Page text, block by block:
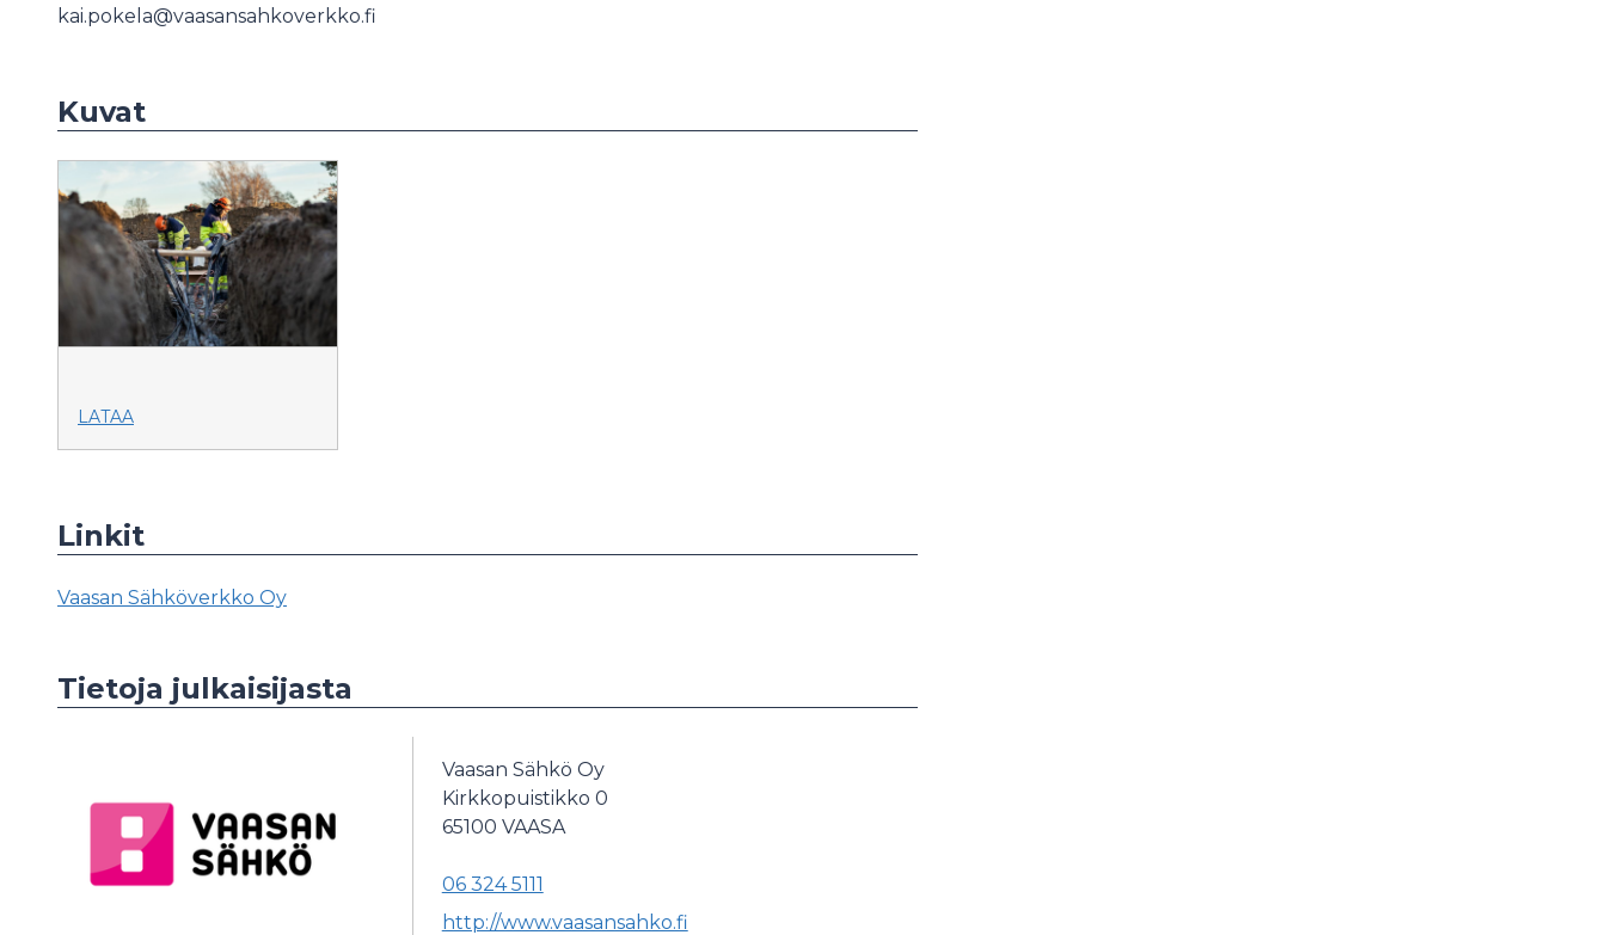
kai.pokela@vaasansahkoverkko.fi
Kuvat
LATAA
Linkit
Vaasan Sähköverkko Oy
Tietoja julkaisijasta
Vaasan Sähkö Oy
Kirkkopuistikko 0
65100 VAASA
06 324 5111
http://www.vaasansahko.fi